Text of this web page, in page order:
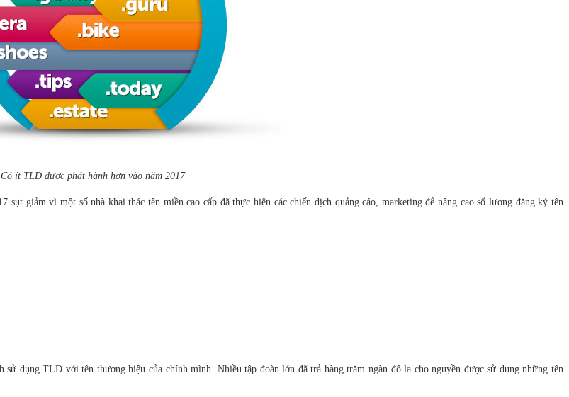
Có ít TLD được phát hành hơn vào năm 2017
giảm vì một số nhà khai thác tên miền cao cấp đã thực hiện các chiến dịch quảng cáo, marketing để nâng cao số lượng đăng ký tên
dụng TLD với tên thương hiệu của chính mình. Nhiều tập đoàn lớn đã trả hàng trăm ngàn đô la cho nguyền được sử dụng những tên